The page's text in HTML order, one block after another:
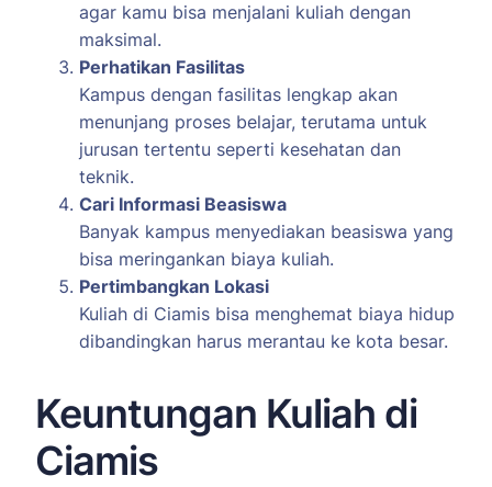
agar kamu bisa menjalani kuliah dengan
maksimal.
Perhatikan Fasilitas
Kampus dengan fasilitas lengkap akan
menunjang proses belajar, terutama untuk
jurusan tertentu seperti kesehatan dan
teknik.
Cari Informasi Beasiswa
Banyak kampus menyediakan beasiswa yang
bisa meringankan biaya kuliah.
Pertimbangkan Lokasi
Kuliah di Ciamis bisa menghemat biaya hidup
dibandingkan harus merantau ke kota besar.
Keuntungan Kuliah di
Ciamis